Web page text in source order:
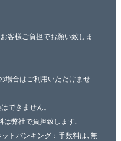
客様ご負担でお願い致しま
場合はご利用いただけませ
できません。
は弊社で負担致します｡
トバンキング：手数料は､無